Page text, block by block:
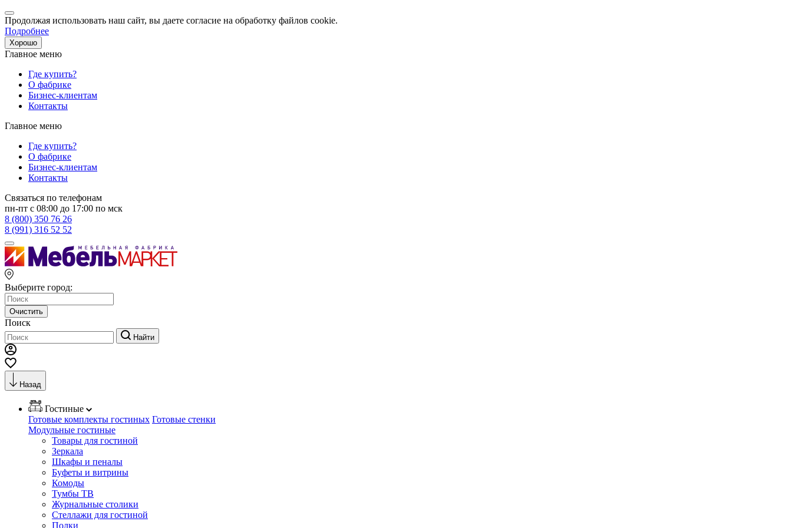
Продолжая использовать наш сайт, вы даете согласие на обработку файлов cookie.
Подробнее
Хорошо
Главное меню
Где купить?
О фабрике
Бизнес-клиентам
Контакты
Главное меню
Где купить?
О фабрике
Бизнес-клиентам
Контакты
Связаться по телефонам
пн-пт с 08:00 до 17:00 по мск
8 (800) 350 76 26
8 (991) 316 52 52
Выберите город:
Очистить
Поиск
Найти
Назад
Гостиные
Готовые комплекты гостиных Готовые стенки
Модульные гостиные
Товары для гостиной
Зеркала
Шкафы и пеналы
Буфеты и витрины
Комоды
Тумбы ТВ
Журнальные столики
Стеллажи для гостиной
Полки